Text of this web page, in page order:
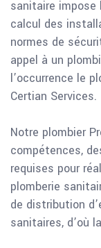
sanitaire impose
calcul des
normes de
appel à un
l’occurrence le
Certian Services.
Notre plombier
compétences,
requises pour
plomberie
de distribution
sanitaires, d’où